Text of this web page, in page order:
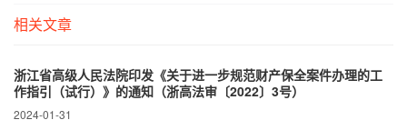
相关文章
浙江省高级人民法院印发《关于进一步规范财产保全案件办理的工
作指引（试行）》的通知（浙高法审〔2022〕3号）
2024-01-31